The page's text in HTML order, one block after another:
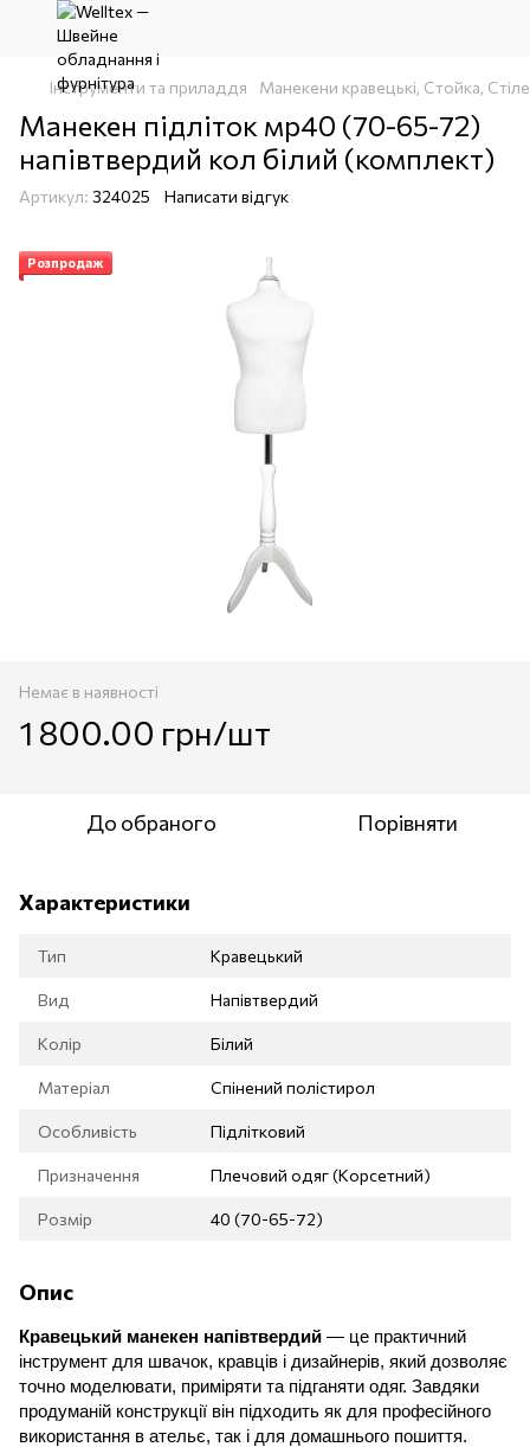
Інструменти та приладдя Манекени кравецькі, Стойка,
Манекен підліток мр40 (70-65-72)
напівтвердий кол білий (комплект)
Артикул: 324025 Написати відгук
Розпродаж
Немає в наявності
1 800.00 грн/шт
До обраного Порівняти
Характеристики
Тип Кравецький
Вид Напівтвердий
Колір Білий
Матеріал Спінений полістирол
Особливість Підлітковий
Призначення Плечовий одяг (Корсетний)
Розмір 40 (70-65-72)
Опис
Кравецький манекен напівтвердий — це практичний
інструмент для швачок, кравців і дизайнерів, який дозволяє
точно моделювати, приміряти та підганяти одяг. Завдяки
продуманій конструкції він підходить як для професійного
використання в ательє, так і для домашнього пошиття.